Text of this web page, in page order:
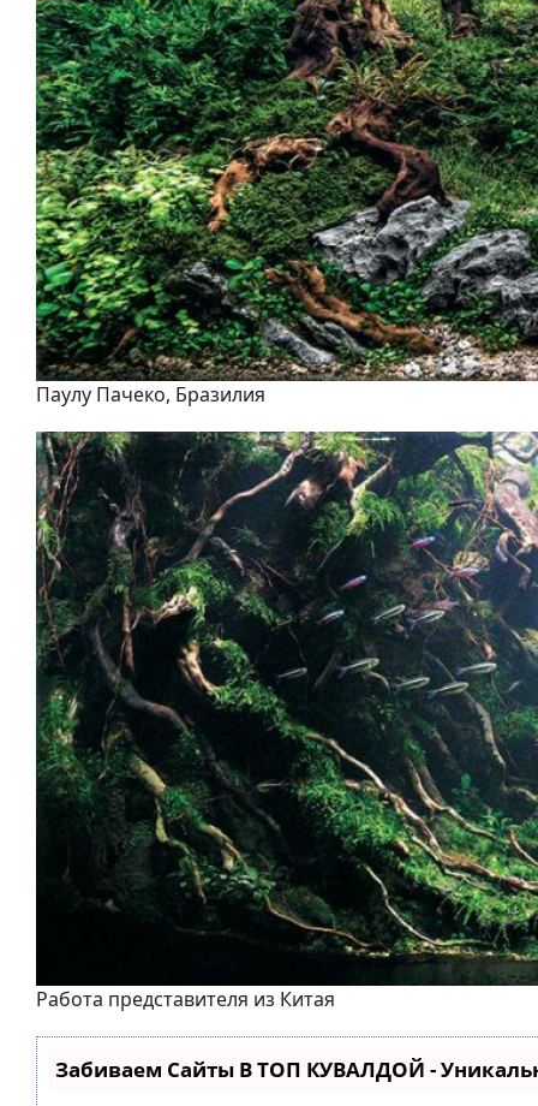
Паулу Пачеко, Бразилия
Работа представителя из Китая
Забиваем Сайты В ТОП КУВАЛДОЙ -